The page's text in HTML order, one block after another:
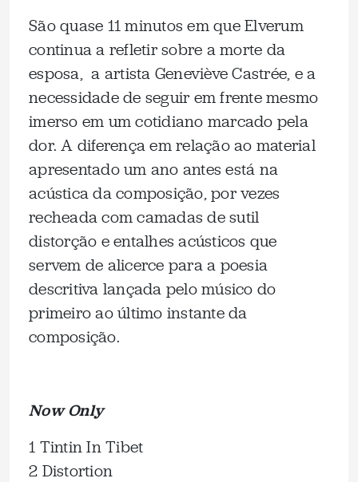
São quase 11 minutos em que Elverum
continua a refletir sobre a morte da
esposa, a artista Geneviève Castrée, e a
necessidade de seguir em frente mesmo
imerso em um cotidiano marcado pela
dor. A diferença em relação ao material
apresentado um ano antes está na
acústica da composição, por vezes
recheada com camadas de sutil
distorção e entalhes acústicos que
servem de alicerce para a poesia
descritiva lançada pelo músico do
primeiro ao último instante da
composição.
Now Only
1 Tintin In Tibet
2 Distortion